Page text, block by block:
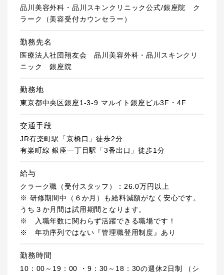
品川美容外科・品川スキンクリニック公式/銀座院 ク
ラーク（美容受付カウンセラー）
勤務先名
医療法人社団翔友会 品川美容外科・品川スキンクリ
ニック 銀座院
勤務地
東京都中央区銀座1-3-9 マルイト銀座ビル3F・4F
交通手段
JR有楽町駅「京橋口」徒歩2分
有楽町線 銀座一丁目駅「3番出口」徒歩1分
給与
クラーク職（受付スタッフ）：26.0万円以上
※ 研修期間中（６か月）も給料減額がなく安心です。
うち３か月間は試用期間となります。
※ 入職年数に関わらず活躍できる職場です！
※ 年功序列ではない『管理職登用制度』あり
勤務時間
10：00～19：00 ・9：30～18：30の週休2日制 （シ